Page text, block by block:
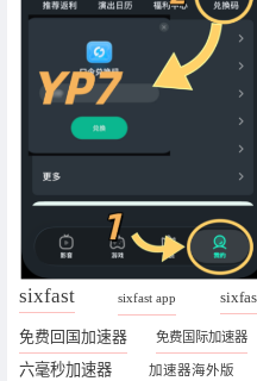
sixfast sixfast app
免费回国加速器 免费国际加速器
六毫秒加速器 加速器海外版